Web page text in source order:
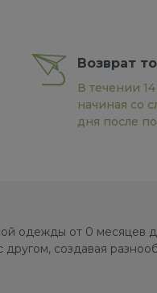
Возврат
В течении
начиная со
дня после
одежды от 0 месяцев
создавая